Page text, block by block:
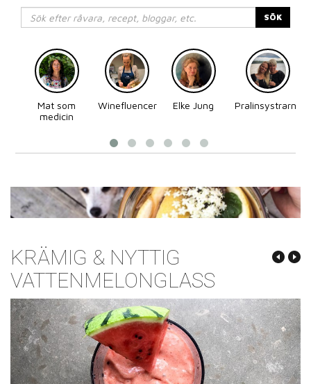
SÖK
Mat som
medicin
Winefluencer Elke Jung
Pralinsystrarna
KRÄMIG & NYTTIG
VATTENMELONGLASS